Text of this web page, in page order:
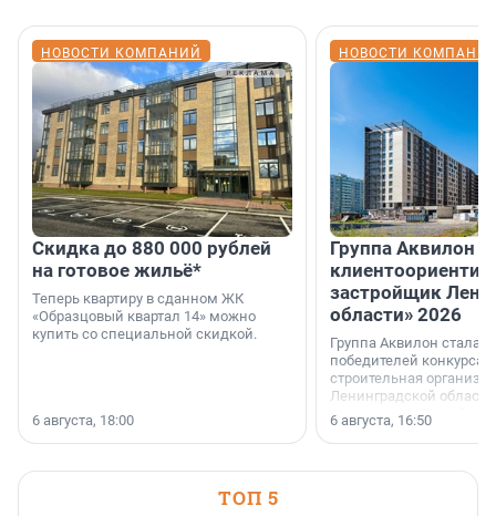
НОВОСТИ КОМПАНИЙ
Скидка до 880 000 рублей
на готовое жильё*
Теперь квартиру в сданном ЖК
«Образцовый квартал 14» можно
купить со специальной скидкой.
6 августа, 18:00
НОВОСТИ
Группа Аквилон
застройщик
области» 2026
Группа Аквилон стала
победителей конкурса
строительная
Ленинградской области
номинации «Самый
застройщик
6 августа, 16:50
ТОП 5